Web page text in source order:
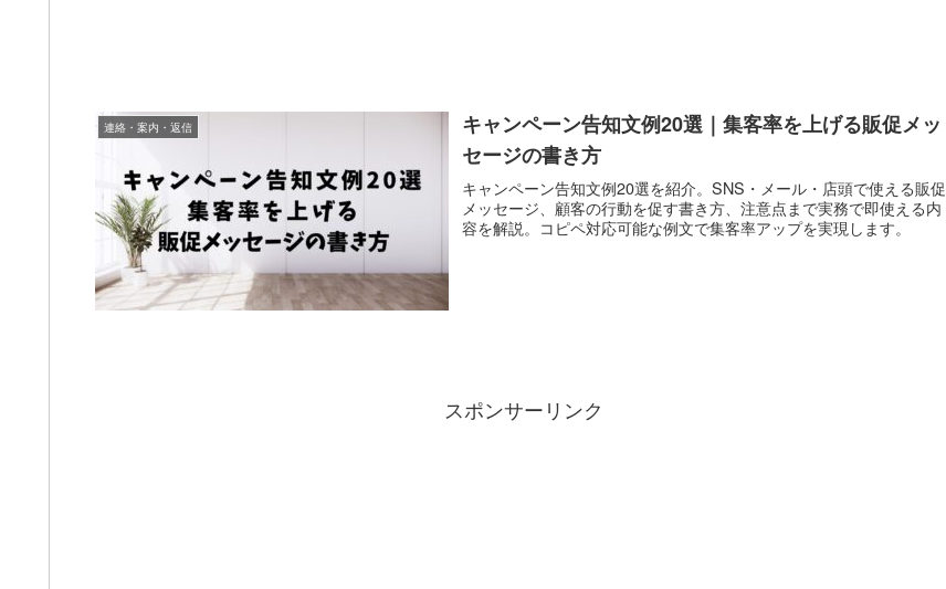
連絡・案内・返信
キャンペーン告知文例20選｜集客率を上げる販促メッ
セージの書き方
キャンペーン告知文例20選を紹介。SNS・メール・店頭で使える販促
メッセージ、顧客の行動を促す書き方、注意点まで実務で即使える内
容を解説。コピペ対応可能な例文で集客率アップを実現します。
スポンサーリンク